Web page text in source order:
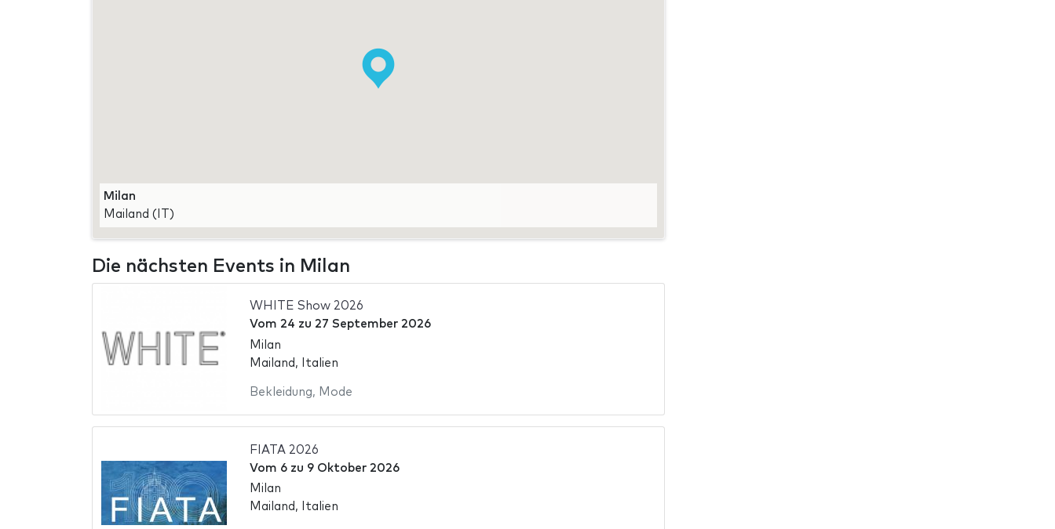
Milan
Mailand (IT)
Die nächsten Events in Milan
WHITE Show 2026
Vom 24 zu 27 September 2026
Milan
Mailand, Italien
Bekleidung, Mode
FIATA 2026
Vom 6zu 9 Oktober 2026
Milan
Mailand, Italien